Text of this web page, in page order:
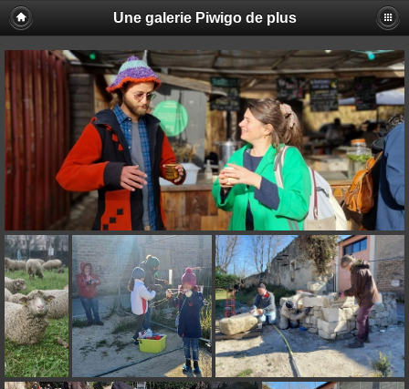
Une galerie Piwigo de plus